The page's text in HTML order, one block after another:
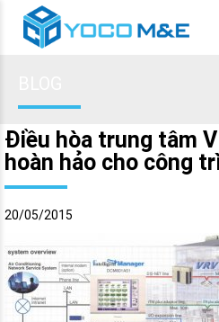
Điều hòa trung tâm
hoàn hảo cho công
20/05/2015